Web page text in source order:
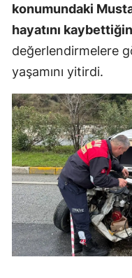
konumundaki
hayatını
değerlendirmelere
yaşamını yitirdi.